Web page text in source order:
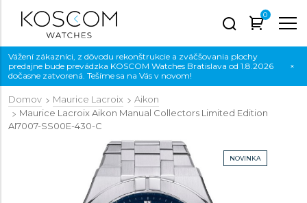
0
Vážení zákazníci, z dôvodu rekonštrukcie a zväčšovania plochy
predajne bude prevádzka KOSCOM Watches Bratislava od 1.8.2026
dočasne zatvorená. Tešíme sa na Vás v novom!
×
Domov Maurice Lacroix
Aikon
Maurice Lacroix Aikon Manual Collectors Limited Edition
AI7007-SS00E-430-C
NOVINKA